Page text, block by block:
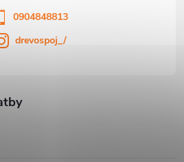
0904848813
drevospoj_/